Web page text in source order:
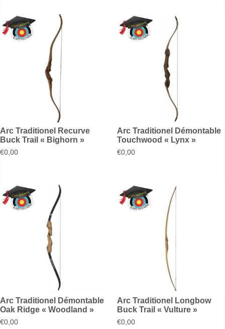
Arc Traditionel Recurve
Buck Trail « Bighorn »
€0,00
Arc Traditionel Démontable
Touchwood « Lynx »
€0,00
Arc Traditionel Démontable
Oak Ridge « Woodland »
€0,00
Arc Traditionel Longbow
Buck Trail « Vulture »
€0,00